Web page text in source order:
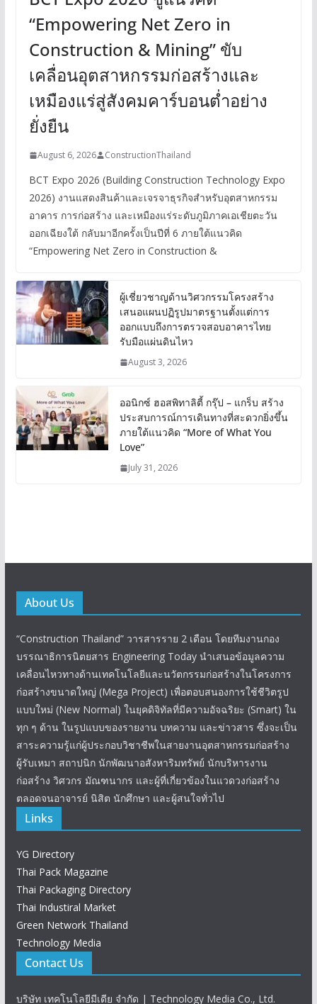
“Empowering Net Zero in
Construction & Mining” ขับ
เคลื่อนอุตสาหกรรมก่อสร้างและ
เหมืองแร่สู่สังคมคาร์บอนต่ำอย่าง
ยั่งยืน
August 6, 2026 ConstructionThailand
BCT Expo 2026 (Building Construction Technology Expo
2026) งานแสดงสินค้าและเจรจาธุรกิจสำหรับอุตสาหกรรม
อาคาร การก่อสร้าง และเหมืองแร่ระดับภูมิภาคเอเชียตะวัน
ออกเฉียงใต้ กลับมาอีกครั้งเป็นปีที่ 6 ภายใต้แนวคิด
“Empowering Net Zero in Construction &
ผู้เชี่ยวชาญด้านวิศวกรรมโครงสร้าง
เสนอแผนปฏิรูปมาตรฐานตั้งแต่การ
ออกแบบถึงการตรวจสอบอาคารไทย
รับมือแผ่นดินไหว
August 3, 2026
ออนิกซ์ ฮอสพิทาลิตี้ กรุ๊ป – แกร็บ สร้าง
ประสบการณ์การเดินทางที่สะดวกยิ่งขึ้น
ภายใต้แนวคิด “More of What You
Love”
July 31, 2026
About Us
“Construction Thailand” วารสารราย 2 เดือน โดยทีมงานกอง
บรรณาธิการนิตยสาร Engineering Today นำเสนอข้อมูลความ
เคลื่อนไหวทางด้านเทคโนโลยีและนวัตกรรมก่อสร้างในโครงการ
ก่อสร้างขนาดใหญ่ (Mega Project) เพื่อตอบสนองการใช้ชีวิตรูป
แบบใหม่ (New Normal) ในยุคดิจิทัลที่มีความอัจฉริยะ (Smart) ใน
ทุก ๆ ด้าน ในรูปแบบของรายงาน บทความ และข่าวสาร ซึ่งจะเป็น
สาระความรู้แก่ผู้ประกอบวิชาชีพในสายงานอุตสาหกรรมก่อสร้าง
ผู้รับเหมา สถาปนิก นักพัฒนาอสังหาริมทรัพย์ นักบริหารงาน
ก่อสร้าง วิศวกร มัณฑนากร และผู้ที่เกี่ยวข้องในแวดวงก่อสร้าง
ตลอดจนอาจารย์ นิสิต นักศึกษา และผู้สนใจทั่วไป
Links
YG Directory
Thai Pack Magazine
Thai Packaging Directory
Thai Industiral Market
Green Network Thailand
Technology Media
Contact Us
บริษัท เทคโนโลยีมีเดีย จำกัด | Technology Media Co., Ltd.